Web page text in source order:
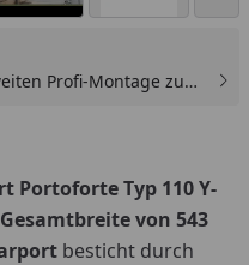
Profi-Montage zum
Portoforte Typ 110 Y-
Gesamtbreite von 543
besticht durch